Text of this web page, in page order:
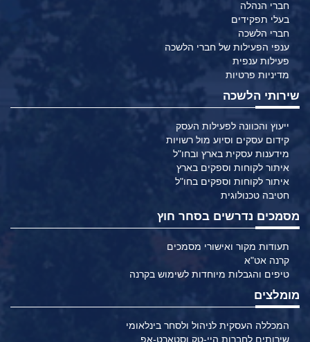
חברי הנהלה
בעלי תפקידים
חברי הלשכה
ענפי הפעילות של חברי הלשכה
פעילות ענפית
מדיניות פרטיות
שירותי הלשכה
ייעוץ והכוונה לפעילות העסק
קידום עסקים וסיוע מול רשויות
מידענות עסקית בארץ ובחו"ל
איתור לקוחות וספקים בארץ
איתור לקוחות וספקים בחו"ל
חטיבה טכנולוגית
מסמכים נדרשים בסחר חוץ
תעודות מקור ואישורי מסמכים
קרנה אט"א
טיפים והגבלות מיוחדות לשימוש בקרנה
מומלצים
המכללה העסקית לניהול ולסחר בינלאומי
שירותים לחברות היי-טק וסטארט-אפ